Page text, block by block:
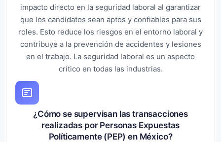
impacto directo en la seguridad laboral al garantizar
que los candidatos sean aptos y confiables para sus
roles. Esto reduce los riesgos en el entorno laboral y
contribuye a la prevención de accidentes y lesiones
en el trabajo. La seguridad laboral es un aspecto
crítico en todas las industrias.
¿Cómo se supervisan las transacciones
realizadas por Personas Expuestas
Políticamente (PEP) en México?